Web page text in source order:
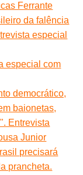
Ferrante
da falência
especial
especial com
democrático,
baionetas,
Entrevista
Junior
precisará
prancheta.